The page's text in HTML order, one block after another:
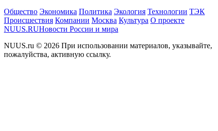
Общество Экономика Политика Экология Технологии ТЭК
Происшествия Компании Москва Культура О проекте
NUUS.RUНовости России и мира
NUUS.ru © 2026 При использовании материалов, указывайте,
пожалуйства, активную ссылку.